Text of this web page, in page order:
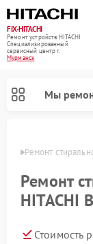
FIX-HITACHI
Ремонт устройств HITACHI
Специализированный
cервисный центр г.
Мурманск
Мы
Ремонт
Ремонт
HITACHI
Стоимость